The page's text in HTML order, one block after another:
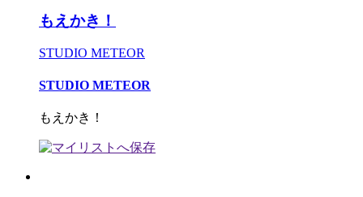
もえかき！
STUDIO METEOR
STUDIO METEOR
もえかき！